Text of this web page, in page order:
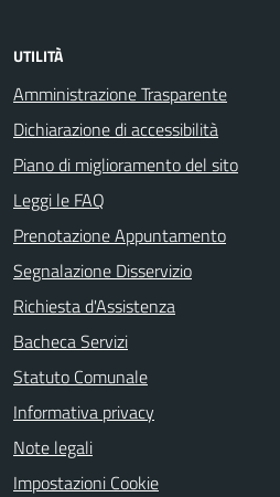
UTILITÀ
Amministrazione Trasparente
Dichiarazione di accessibilità
Piano di miglioramento del sito
Leggi le FAQ
Prenotazione Appuntamento
Segnalazione Disservizio
Richiesta d'Assistenza
Bacheca Servizi
Statuto Comunale
Informativa privacy
Note legali
Impostazioni Cookie